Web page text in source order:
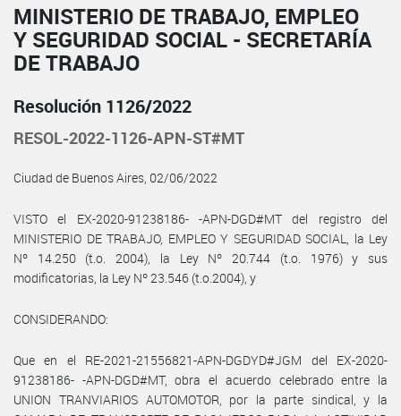
MINISTERIO DE TRABAJO, EMPLEO
Y SEGURIDAD SOCIAL - SECRETARÍA
DE TRABAJO
Resolución 1126/2022
RESOL-2022-1126-APN-ST#MT
Ciudad de Buenos Aires, 02/06/2022
VISTO el EX-2020-91238186- -APN-DGD#MT del registro del
MINISTERIO DE TRABAJO, EMPLEO Y SEGURIDAD SOCIAL, la Ley
Nº 14.250 (t.o. 2004), la Ley Nº 20.744 (t.o. 1976) y sus
modificatorias, la Ley Nº 23.546 (t.o.2004), y
CONSIDERANDO:
Que en el RE-2021-21556821-APN-DGDYD#JGM del EX-2020-
91238186- -APN-DGD#MT, obra el acuerdo celebrado entre la
UNION TRANVIARIOS AUTOMOTOR, por la parte sindical, y la